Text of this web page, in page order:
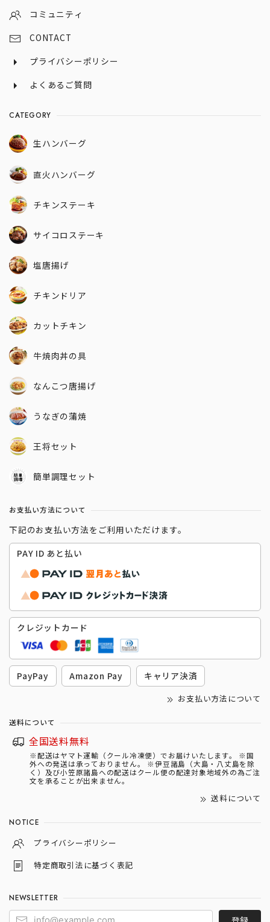
コミュニティ
CONTACT
プライバシーポリシー
よくあるご質問
CATEGORY
生ハンバーグ
直火ハンバーグ
チキンステーキ
サイコロステーキ
塩唐揚げ
チキンドリア
カットチキン
牛焼肉丼の具
なんこつ唐揚げ
うなぎの蒲焼
王将セット
簡単調理セット
お支払い方法について
下記のお支払い方法をご利用いただけます。
PAY ID あと払い
クレジットカード
PayPay Amazon Pay キャリア決済
お支払い方法について
送料について
全国送料無料
※配送はヤマト運輸（クール冷凍便）でお届けいたします。 ※国
外への発送は承っておりません。 ※伊豆諸島（大島・八丈島を除
く）及び小笠原諸島への配送はクール便の配達対象地域外の為ご注
文を承ることが出来ません。
送料について
NOTICE
プライバシーポリシー
特定商取引法に基づく表記
NEWSLETTER